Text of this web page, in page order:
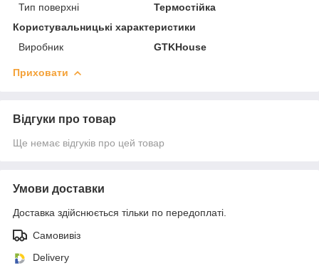
Тип поверхні
Термостійка
Користувальницькі характеристики
Виробник
GTKHouse
Приховати
Відгуки про товар
Ще немає відгуків про цей товар
Умови доставки
Доставка здійснюється тільки по передоплаті.
Самовивіз
Delivery